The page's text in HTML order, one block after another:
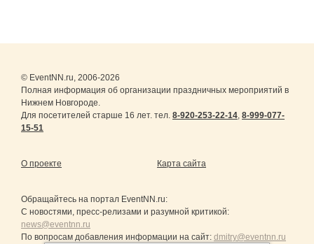
© EventNN.ru, 2006-2026
Полная информация об организации праздничных мероприятий в
Нижнем Новгороде.
Для посетителей старше 16 лет. тел. 8-920-253-22-14, 8-999-077-
15-51
О проекте Карта сайта
Обращайтесь на портал EventNN.ru:
С новостями, пресс-релизами и разумной критикой:
news@eventnn.ru
По вопросам добавления информации на сайт: dmitry@eventnn.ru